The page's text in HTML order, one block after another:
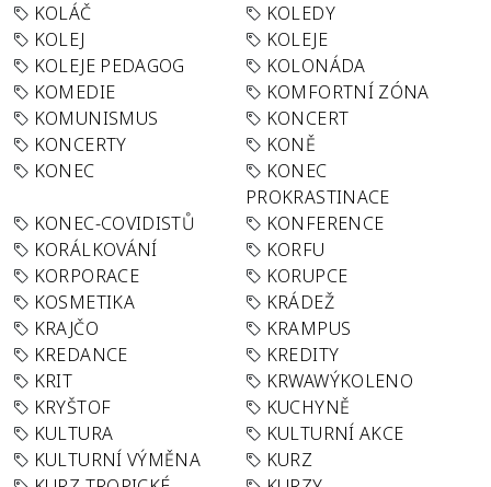
KOLÁČ
KOLEDY
KOLEJ
KOLEJE
KOLEJE PEDAGOG
KOLONÁDA
KOMEDIE
KOMFORTNÍ ZÓNA
KOMUNISMUS
KONCERT
KONCERTY
KONĚ
KONEC
KONEC
PROKRASTINACE
KONEC-COVIDISTŮ
KONFERENCE
KORÁLKOVÁNÍ
KORFU
KORPORACE
KORUPCE
KOSMETIKA
KRÁDEŽ
KRAJČO
KRAMPUS
KREDANCE
KREDITY
KRIT
KRWAWÝKOLENO
KRYŠTOF
KUCHYNĚ
KULTURA
KULTURNÍ AKCE
KULTURNÍ VÝMĚNA
KURZ